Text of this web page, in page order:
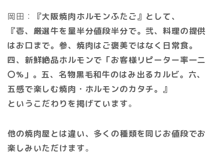
岡田：
『大阪焼肉ホルモンふたご』として、
『壱、厳選牛を量半分値段半分で。弐、料理の提供
はお口まで。参、焼肉はご褒美ではなく日常食。
四、新鮮絶品ホルモンで「お客様リピーター率一二
〇%」。五、名物黒毛和牛のはみ出るカルビ。六、
五感で楽しむ焼肉・ホルモンのカタチ。』
というこだわりを掲げています。
他の焼肉屋とは違い、多くの種類を同じお値段でお
楽しみいただけます。